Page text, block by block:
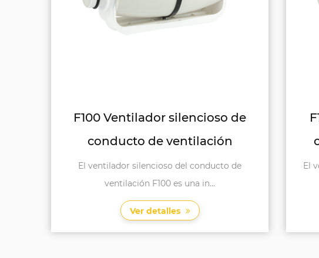
F125 Ventilador silencioso de
conducto de flujo diagonal
El ventilador silencioso del conducto de flujo
diagonal F125 es una...
Ver detalles